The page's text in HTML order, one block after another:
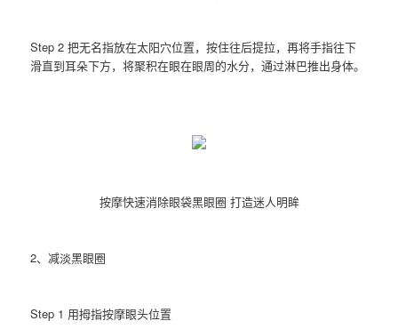
Step 2 把无名指放在太阳穴位置，按住往后提拉，再将手指往下
滑直到耳朵下方，将聚积在眼在眼周的水分，通过淋巴推出身体。
按摩快速消除眼袋黑眼圈 打造迷人明眸
2、减淡黑眼圈
Step 1 用拇指按摩眼头位置